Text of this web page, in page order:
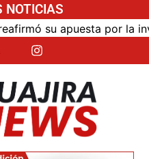
NOTICIAS
la investigación con